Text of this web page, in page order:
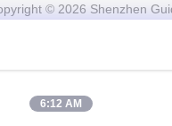
© 2026 Shenzhen
6:12 AM